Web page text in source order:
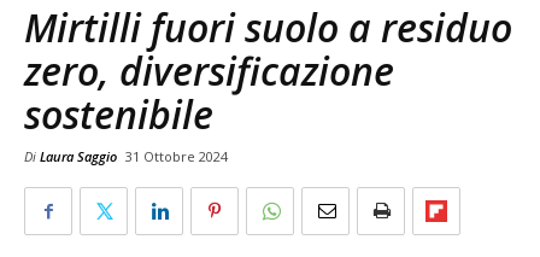
Mirtilli fuori suolo a residuo
zero, diversificazione
sostenibile
Di Laura Saggio 31 Ottobre 2024